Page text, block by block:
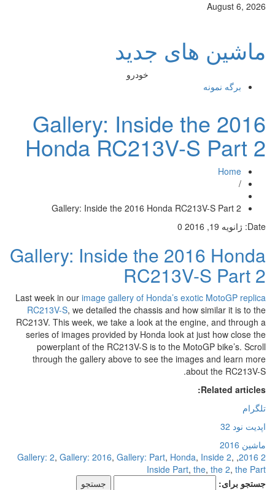
August 6, 2026
ماشین های جدید
خودرو
برگه نمونه
Gallery: Inside the 2016
Honda RC213V-S Part 2
Home
/
Gallery: Inside the 2016 Honda RC213V-S Part 2
Date: ژانویه 19, 2016 0
Gallery: Inside the 2016 Honda
RC213V-S Part 2
Last week in ourimage gallery of Honda’s exotic MotoGP replica
RC213V-S, we detailed the chassis and how similar it is to the
RC213V. This week, we take a look at the engine, and through a
series of images provided by Honda look at just how close the
powerplant of the RC213V-S is to the MotoGP bike’s. Scroll
through the gallery above to see the images and learn more
about the RC213V-S.
Related articles:
تلگرام
اپدیت نود 32
ماشین 2016
,
Gallery: 2,Gallery: 2016,Gallery: Part,Honda,Inside 2,
Inside Part,the,the 2,the Part
جستجو برای: